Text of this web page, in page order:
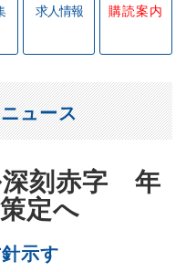
求人情報 購読案内
深刻赤字 年
定へ
ュース
示す